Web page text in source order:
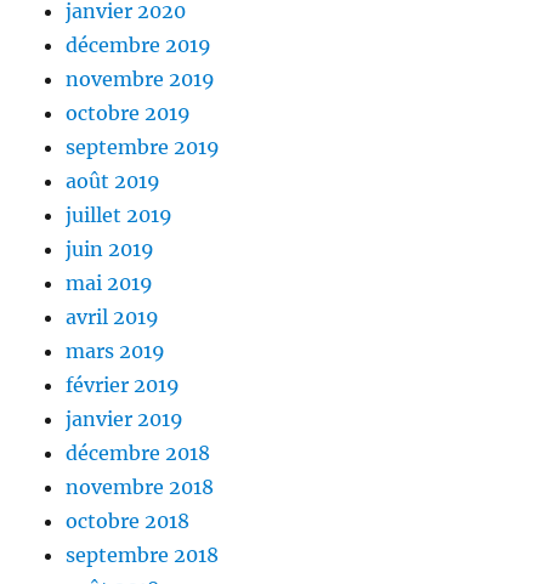
janvier 2020
décembre 2019
novembre 2019
octobre 2019
septembre 2019
août 2019
juillet 2019
juin 2019
mai 2019
avril 2019
mars 2019
février 2019
janvier 2019
décembre 2018
novembre 2018
octobre 2018
septembre 2018